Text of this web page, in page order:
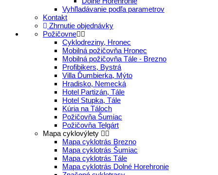
Vyhľladávanie podľa parametrov
Kontakt
Zhrnutie objednávky
Požičovne
Cyklodreziny, Hronec
Mobilná požičovňa Hronec
Mobilná požičovňa Tále - Brezno
Profibikers, Bystrá
Villa Ďumbierka, Mýto
Hradisko, Nemecká
Hotel Partizán, Tále
Hotel Stupka, Tále
Kúria na Táloch
Požičovňa Šumiac
Požičovňa Telgárt
Mapa cyklovýlety
Mapa cyklotrás Brezno
Mapa cyklotrás Šumiac
Mapa cyklotrás Tále
Mapa cyklotrás Dolné Horehronie